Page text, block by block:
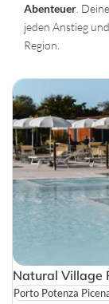
Abenteuer .
jeden Anstieg
Region.
Natural Village
Porto Potenza